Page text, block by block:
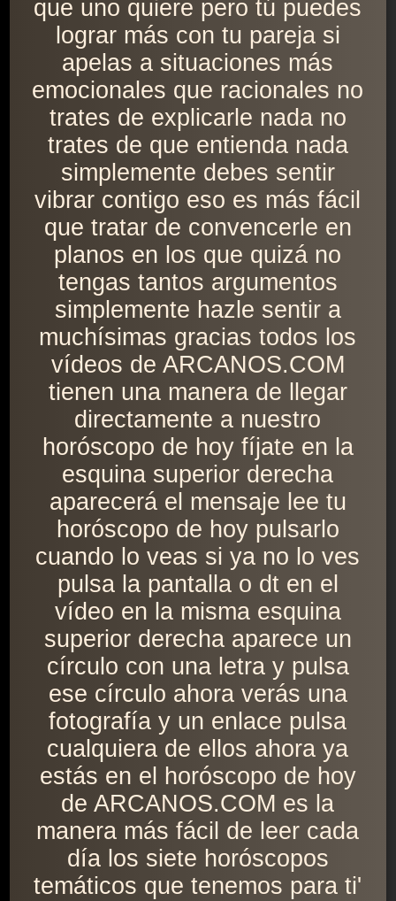
que uno quiere pero tú puedes
lograr más con tu pareja si
apelas a situaciones más
emocionales que racionales no
trates de explicarle nada no
trates de que entienda nada
simplemente debes sentir
vibrar contigo eso es más fácil
que tratar de convencerle en
planos en los que quizá no
tengas tantos argumentos
simplemente hazle sentir a
muchísimas gracias todos los
vídeos de ARCANOS.COM
tienen una manera de llegar
directamente a nuestro
horóscopo de hoy fíjate en la
esquina superior derecha
aparecerá el mensaje lee tu
horóscopo de hoy pulsarlo
cuando lo veas si ya no lo ves
pulsa la pantalla o dt en el
vídeo en la misma esquina
superior derecha aparece un
círculo con una letra y pulsa
ese círculo ahora verás una
fotografía y un enlace pulsa
cualquiera de ellos ahora ya
estás en el horóscopo de hoy
de ARCANOS.COM es la
manera más fácil de leer cada
día los siete horóscopos
temáticos que tenemos para ti'